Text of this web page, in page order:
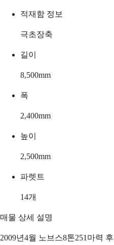
적재함 정보
극초장축
길이
8,500mm
폭
2,400mm
높이
2,500mm
파렛트
14개
매물 상세 설명
2009년4월 노브스8톤251마력